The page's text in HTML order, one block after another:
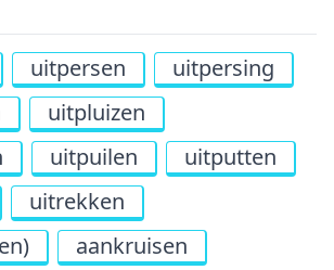
uitpersen
uitpersing
uitpluizen
uitpuilen
uitputten
uitrekken
aankruisen